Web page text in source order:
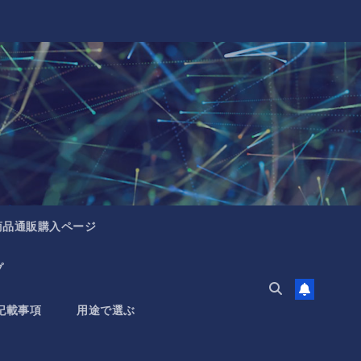
通販購入ページ
載事項 用途で選ぶ